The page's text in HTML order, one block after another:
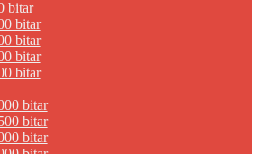
bitar
bitar
bitar
bitar
bitar
bitar
bitar
bitar